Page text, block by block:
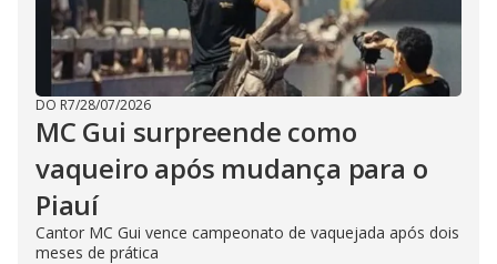
DO R7/28/07/2026
MC Gui surpreende como
vaqueiro após mudança para o
Piauí
Cantor MC Gui vence campeonato de vaquejada após dois
meses de prática